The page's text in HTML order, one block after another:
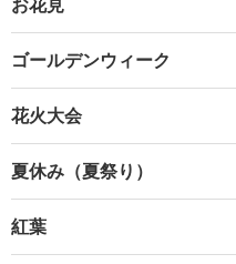
ゴールデンウィーク
花火大会
夏休み（夏祭り）
紅葉